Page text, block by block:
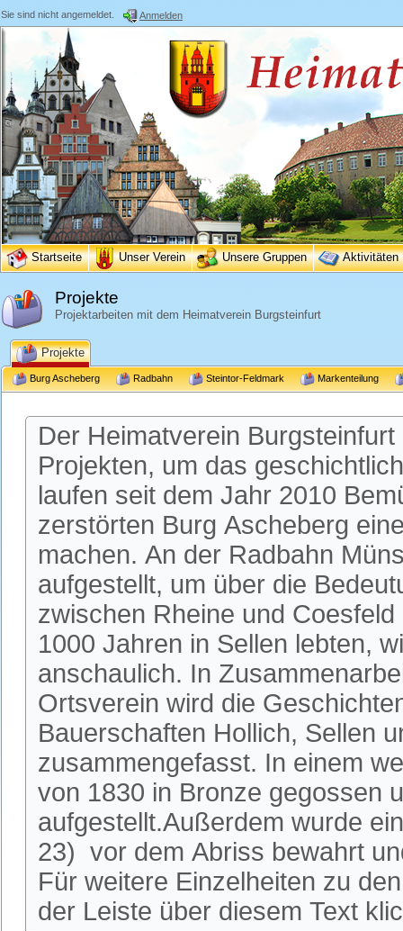
Sie sind nicht angemeldet. Anmelden
Startseite Unser Verein Unsere Gruppen Aktivitäten
Projekte
Projektarbeiten mit dem Heimatverein Burgsteinfurt
Projekte
Burg Ascheberg Radbahn Steintor-Feldmark Markenteilung
Der Heimatverein
Projekten, um das
laufen seit dem Jahr 2010
zerstörten Burg Ascheberg
machen. An der Radbahn
aufgestellt, um über die
zwischen Rheine und
1000 Jahren in Sellen lebten,
anschaulich. In
Ortsverein wird die
Bauerschaften Hollich, Sellen
zusammengefasst. In einem
von 1830 in Bronze gegossen
aufgestellt.Außerdem wurde
23) vor dem Abriss bewahrt
Für weitere Einzelheiten zu
der Leiste über diesem Text